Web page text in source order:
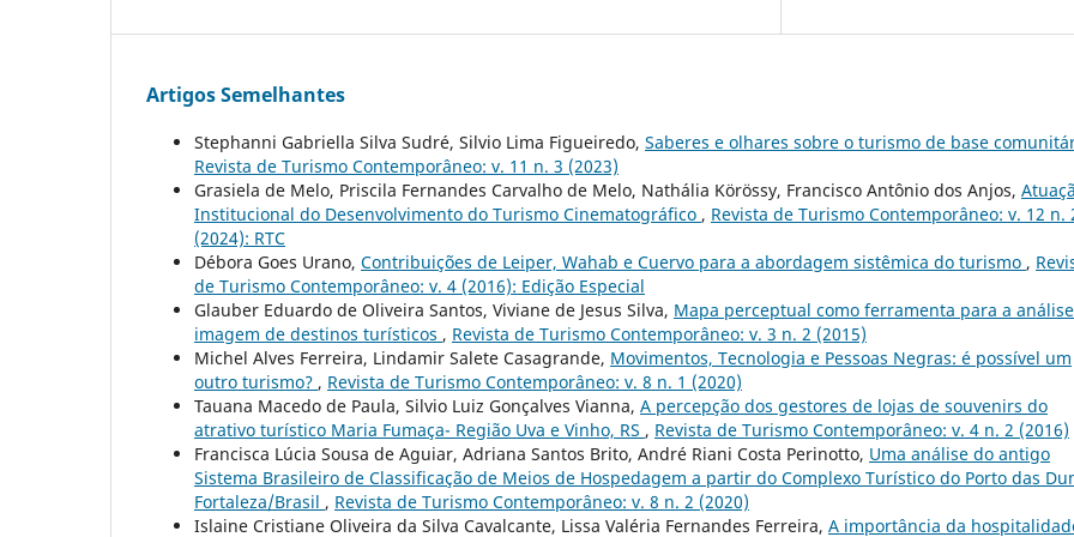
Artigos Semelhantes
Stephanni Gabriella Silva Sudré, Silvio Lima Figueiredo, Saberes e olhares sobre o turismo de base
Revista de Turismo Contemporâneo: v. 11 n. 3 (2023)
Grasiela de Melo, Priscila Fernandes Carvalho de Melo, Nathália Körössy, Francisco Antônio dos Anjos,
Institucional do Desenvolvimento do Turismo Cinematográfico , Revista de Turismo Contemporâneo: v. 12 n.
(2024): RTC
Débora Goes Urano, Contribuições de Leiper, Wahab e Cuervo para a abordagem sistêmica do turismo ,
de Turismo Contemporâneo: v. 4 (2016): Edição Especial
Glauber Eduardo de Oliveira Santos, Viviane de Jesus Silva, Mapa perceptual como ferramenta para a
imagem de destinos turísticos , Revista de Turismo Contemporâneo: v. 3 n. 2 (2015)
Michel Alves Ferreira, Lindamir Salete Casagrande, Movimentos, Tecnologia e Pessoas Negras: é possível um
outro turismo? , Revista de Turismo Contemporâneo: v. 8 n. 1 (2020)
Tauana Macedo de Paula, Silvio Luiz Gonçalves Vianna, A percepção dos gestores de lojas de souvenirs do
atrativo turístico Maria Fumaça- Região Uva e Vinho, RS , Revista de Turismo Contemporâneo: v. 4 n. 2 (2016)
Francisca Lúcia Sousa de Aguiar, Adriana Santos Brito, André Riani Costa Perinotto, Uma análise do antigo
Sistema Brasileiro de Classificação de Meios de Hospedagem a partir do Complexo Turístico do Porto das
Fortaleza/Brasil , Revista de Turismo Contemporâneo: v. 8 n. 2 (2020)
Islaine Cristiane Oliveira da Silva Cavalcante, Lissa Valéria Fernandes Ferreira, A importância da